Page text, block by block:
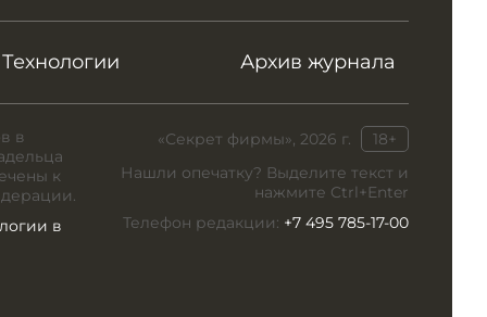
Технологии Архив журнала
«Секрет фирмы», 2026 г.
18+
Нашли опечатку? Выделите текст и
нажмите Ctrl+Enter
Телефон редакции: +7 495 785-17-00
в
к
в